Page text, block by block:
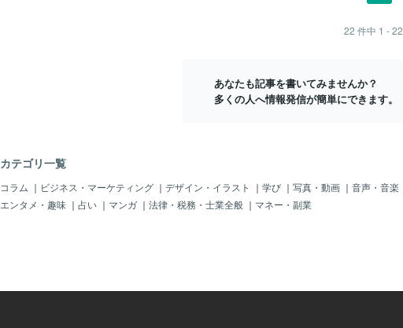
スクの一部ですが(笑) ゴーオンシルバー
バーウィークあったっけ？と検索しまし
たら。 「ある
ブライダルで使われる理由は実はそんな
性質からかもしれませんね。。③シルバ
ーは、18ゴールド・プラチナと比較する
と、最も柔らかく、粘りも然程ありませ
ん。お値段がお安くなるのも２つの地金
誠意、デザインに取り組んでまいります
22 件中 1 - 22
あなたも記事を書いてみませんか？
多くの人へ情報発信が簡単にできます。
カテゴリ一覧
コラム ｜ ビジネス・マーケティング ｜ デザイン・イラスト ｜ 学び ｜ 写真・動画 ｜ 音声・音楽
エンタメ・趣味 ｜ 占い ｜ マンガ ｜ 法律・税務・士業全般 ｜ マネー・副業